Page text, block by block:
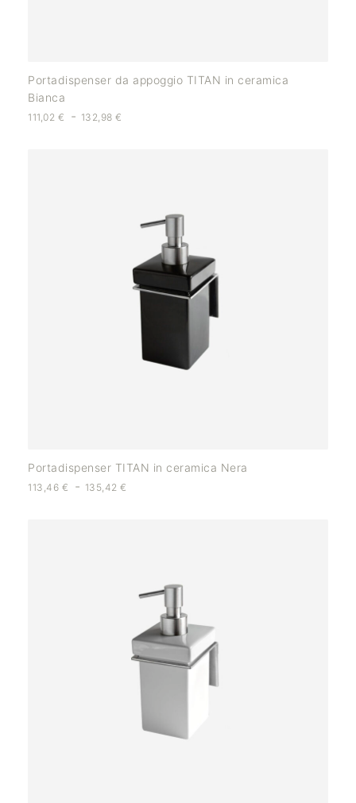
Portadispenser da appoggio TITAN in ceramica
Bianca
111,02 € - 132,98€
Portadispenser TITAN in ceramica Nera
113,46 € - 135,42€